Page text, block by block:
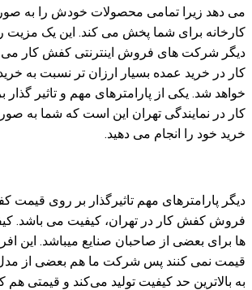
می دهد زیرا تمامی محصولات خودش را به
کارخانه برای شما پخش می کند. این یک مزیت
دیگر شرکت‌ های فروش اینترنتی کفش کار
کار در خرید عمده بسیار ارزان تر نسبت به
خواهد شد. یکی از پارامترهای مهم و تاثیر
کار در نمایندگی تهران این است که شما به
خرید خود را انجام می دهید.
دیگر پارامترهای مهم تاثیرگذار بر روی قیمت
فروش کفش کار در تهران، کیفیت می باشد.
ها برای بعضی از صاحبان صنایع میباشد. این
قیمت نمی کنند پس شرکت ما هم بعضی از
به بالاترین حد کیفیت تولید می‌کند و قیمتی هم